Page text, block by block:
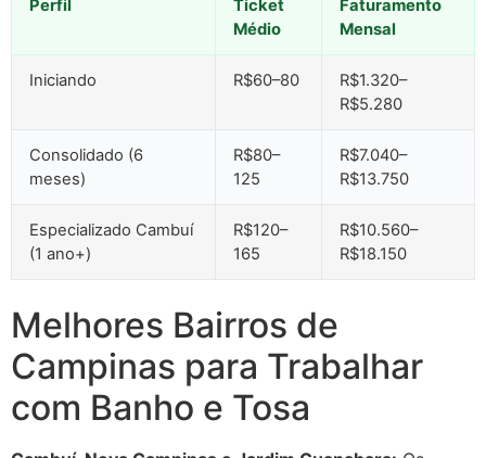
Perfil
Ticket
Médio
Faturamento
Mensal
Iniciando R$60–80
R$1.320–
R$5.280
Consolidado (6
meses)
R$80–
125
R$7.040–
R$13.750
Especializado Cambuí
(1 ano+)
R$120–
165
R$10.560–
R$18.150
Melhores Bairros de
Campinas para Trabalhar
com Banho e Tosa